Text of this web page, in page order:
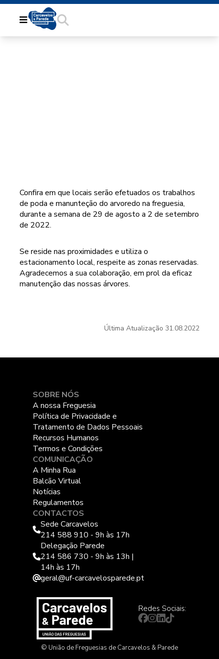
Confira em que locais serão efetuados os trabalhos
de poda e manunteção do arvoredo na freguesia,
durante a semana de 29 de agosto a 2 de setembro
de 2022.
Se reside nas proximidades e utiliza o
estacionamento local, respeite as zonas reservadas.
Agradecemos a sua colaboração, em prol da eficaz
manutenção das nossas árvores.
Última Atualização 31.08.2022
SOBRE NÓS
A nossa Freguesia
Política de Privacidade e
Tratamento de Dados Pessoais
Recursos Humanos
Termos e Condições
COMUNICAÇÃO
A Minha Rua
Balcão Virtual
Notícias
Regulamentos
CONTACTOS
Sede Carcavelos
214 588 910 - 9h às 17h
Delegação Parede
214 586 730 - 9h às 13h |
14h às 17h
geral@uf-carcavelosparede.pt
© União de Freguesias de Carcavelos & Parede
Redes Sociais: